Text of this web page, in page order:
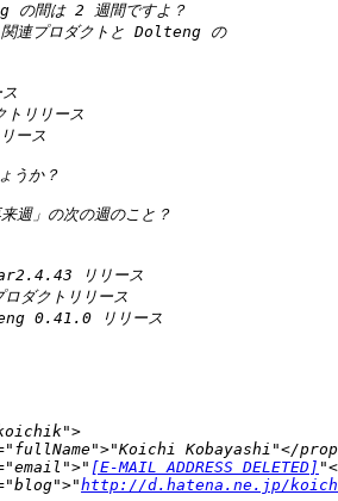
[E-MAIL ADDRESS DELETED]
http://d.hatena.ne.jp/